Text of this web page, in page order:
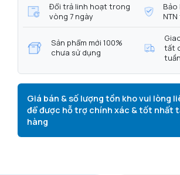
Đổi trả linh hoạt trong
vòng 7 ngày
Bảo
Sản phẩm mới 100%
chưa sử dụng
tất
tuần
Giá bán & số lượng tồn kho vui lòng
để được hỗ trợ chính xác & tốt nhất
hàng